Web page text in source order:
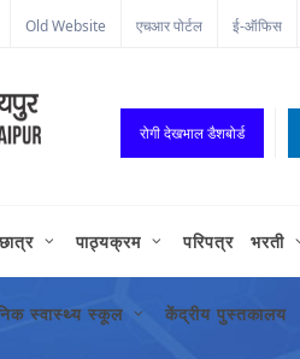
Old Website एचआर पोर्टल ई-ऑफिस
रोगी देखभाल डैशबोर्ड
छात्र पाठ्यक्रम परिपत्र भरती
स्वास्थ्य स्कूल केंद्रीय पुस्तकालय